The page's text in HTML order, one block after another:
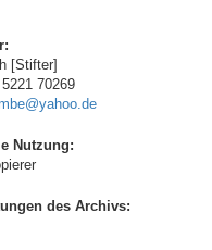
[Stifter]
70269
Nutzung:
des Archivs: